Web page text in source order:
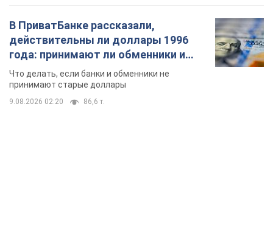
В ПриватБанке рассказали,
действительны ли доллары 1996
года: принимают ли обменники и
банки такие купюры
Что делать, если банки и обменники не
принимают старые доллары
9.08.2026 02:20 86,6 т.